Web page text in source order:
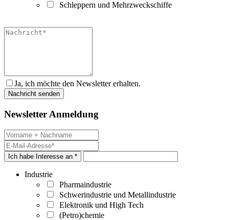
Schleppern und Mehrzweckschiffe
Ja, ich möchte den Newsletter erhalten.
Newsletter Anmeldung
Ich habe Interesse an *
Industrie
Pharmaindustrie
Schwerindustrie und Metallindustrie
Elektronik und High Tech
(Petro)chemie